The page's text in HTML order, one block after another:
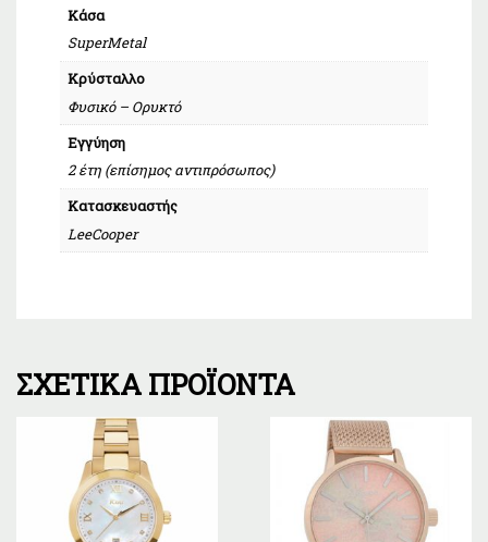
Κάσα
SuperMetal
Κρύσταλλο
Φυσικό – Ορυκτό
Εγγύηση
2 έτη (επίσημος αντιπρόσωπος)
Κατασκευαστής
LeeCooper
ΣΧΕΤΙΚΆ ΠΡΟΪΌΝΤΑ